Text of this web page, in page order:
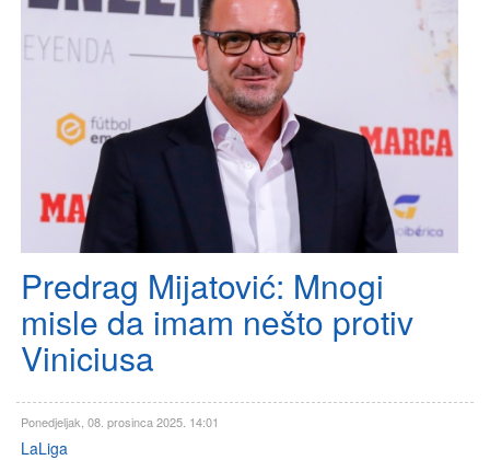
Predrag Mijatović: Mnogi
misle da imam nešto protiv
Viniciusa
Ponedjeljak, 08. prosinca 2025. 14:01
LaLiga